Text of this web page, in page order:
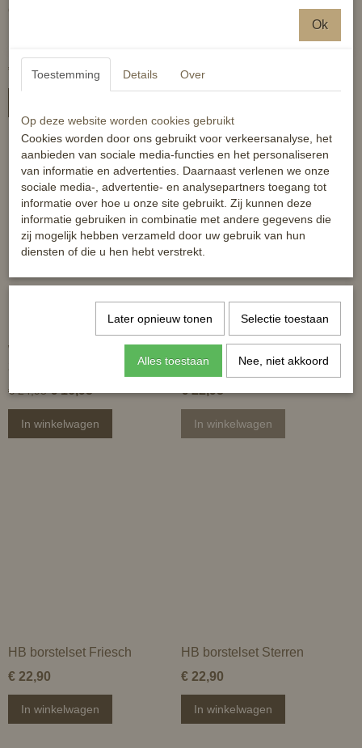
€ 69,99
€ 4,99
-32%
weegschaal - tot 45kg -
€ 24,95 € 16,95
In winkelwagen
€ 22,95
In winkelwagen
HB borstelset Friesch
€ 22,90
In winkelwagen
HB borstelset Sterren
€ 22,90
In winkelwagen
Ok
Toestemming Details Over
Op deze website worden cookies gebruikt
Cookies worden door ons gebruikt voor verkeersanalyse, het
aanbieden van sociale media-functies en het personaliseren
van informatie en advertenties. Daarnaast verlenen we onze
sociale media-, advertentie- en analysepartners toegang tot
informatie over hoe u onze site gebruikt. Zij kunnen deze
informatie gebruiken in combinatie met andere gegevens die
zij mogelijk hebben verzameld door uw gebruik van hun
diensten of die u hen hebt verstrekt.
Later opnieuw tonen Selectie toestaan
Alles toestaan Nee, niet akkoord